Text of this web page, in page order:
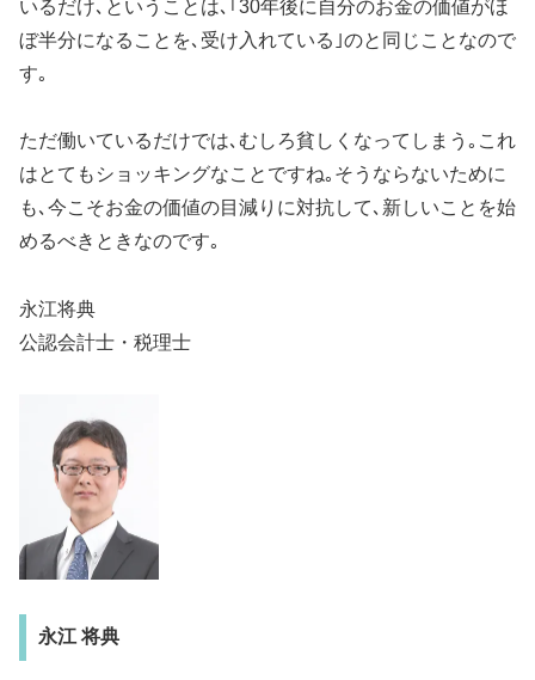
いるだけ､ということは､｢30年後に自分のお金の価値がほ
ぼ半分になることを､受け入れている｣のと同じことなので
す｡
ただ働いているだけでは､むしろ貧しくなってしまう｡これ
はとてもショッキングなことですね｡そうならないために
も､今こそお金の価値の目減りに対抗して､新しいことを始
めるべきときなのです｡
永江将典
公認会計士・税理士
永江 将典